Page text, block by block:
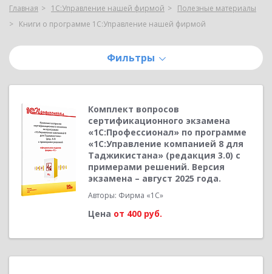
Главная 1С:Управление нашей фирмой
Полезные материалы
Книги о программе 1С:Управление нашей фирмой
Фильтры
Комплект вопросов
сертификационного экзамена
«1С:Профессионал» по программе
«1С:Управление компанией 8 для
Таджикистана» (редакция 3.0) с
примерами решений. Версия
экзамена – август 2025 года.
Авторы: Фирма «1С»
Цена от 400 руб.